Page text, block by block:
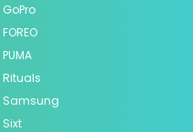
GoPro
FOREO
PUMA
Rituals
Samsung
Sixt